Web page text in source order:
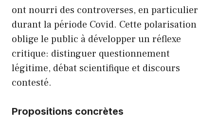
ont nourri des controverses, en particulier
durant la période Covid. Cette polarisation
oblige le public à développer un réflexe
critique: distinguer questionnement
légitime, débat scientifique et discours
contesté.
Propositions concrètes